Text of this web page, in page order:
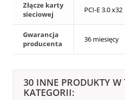
Złącze karty
sieciowej
PCI-E 3.0 x32
Gwarancja
producenta
36 miesięcy
30 INNE PRODUKTY W
KATEGORII: